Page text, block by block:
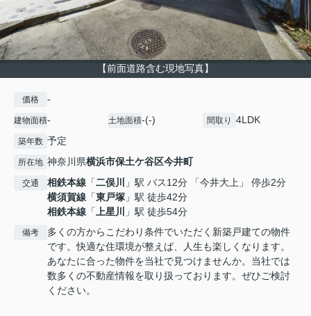
【前面道路含む現地写真】
価格 -
建物面積- 土地面積-(-) 間取り 4LDK
築年数 予定
所在地 神奈川県横浜市保土ケ谷区今井町
交通 相鉄本線 「二俣川
」駅 バス12分 「今井大上」 停歩2分
横須賀線 「東戸塚 」駅 徒歩42分
相鉄本線 「上星川 」駅 徒歩54分
備考
多くの方からこだわり条件でいただく新築戸建ての物件
です。快適な住環境が整えば、人生も楽しくなります。
あなたに合った物件を当社で見つけませんか。当社では
数多くの不動産情報を取り扱っております。ぜひご検討
ください。